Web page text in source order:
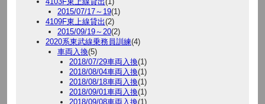
2015/07/17～19(1)
4109F東上線貸出(2)
2015/09/19～20(2)
2020系東武線乗務員訓練(4)
車両入換(5)
2018/07/29車両入換(1)
2018/08/04車両入換(1)
2018/08/18車両入換(1)
2018/09/01車両入換(1)
2018/09/08車両入換(1)